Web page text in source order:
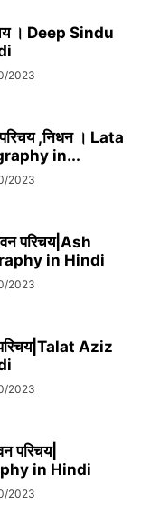
। Deep Sindu
2023
,निधन । Lata
in...
2023
परिचय|Ash
in Hindi
2023
Aziz
2023
परिचय|
in Hindi
2023